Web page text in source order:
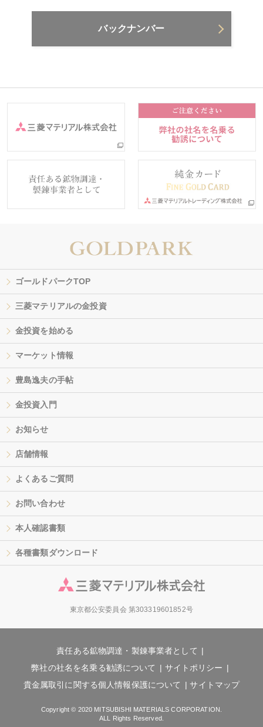
バックナンバー
ゴールドパークTOP
三菱マテリアルの金投資
金投資を始める
マーケット情報
豊島逸夫の手帖
金投資入門
お知らせ
店舗情報
よくあるご質問
お問い合わせ
本人確認書類
各種書類ダウンロード
東京都公安委員会 第303319601852号
責任ある鉱物調達・製錬事業者として
弊社の社名を名乗る勧誘について
サイトポリシー
貴金属取引に関する個人情報保護について
サイトマップ
Copyright © 2020 MITSUBISHI MATERIALS CORPORATION.
ALL Rights Reserved.